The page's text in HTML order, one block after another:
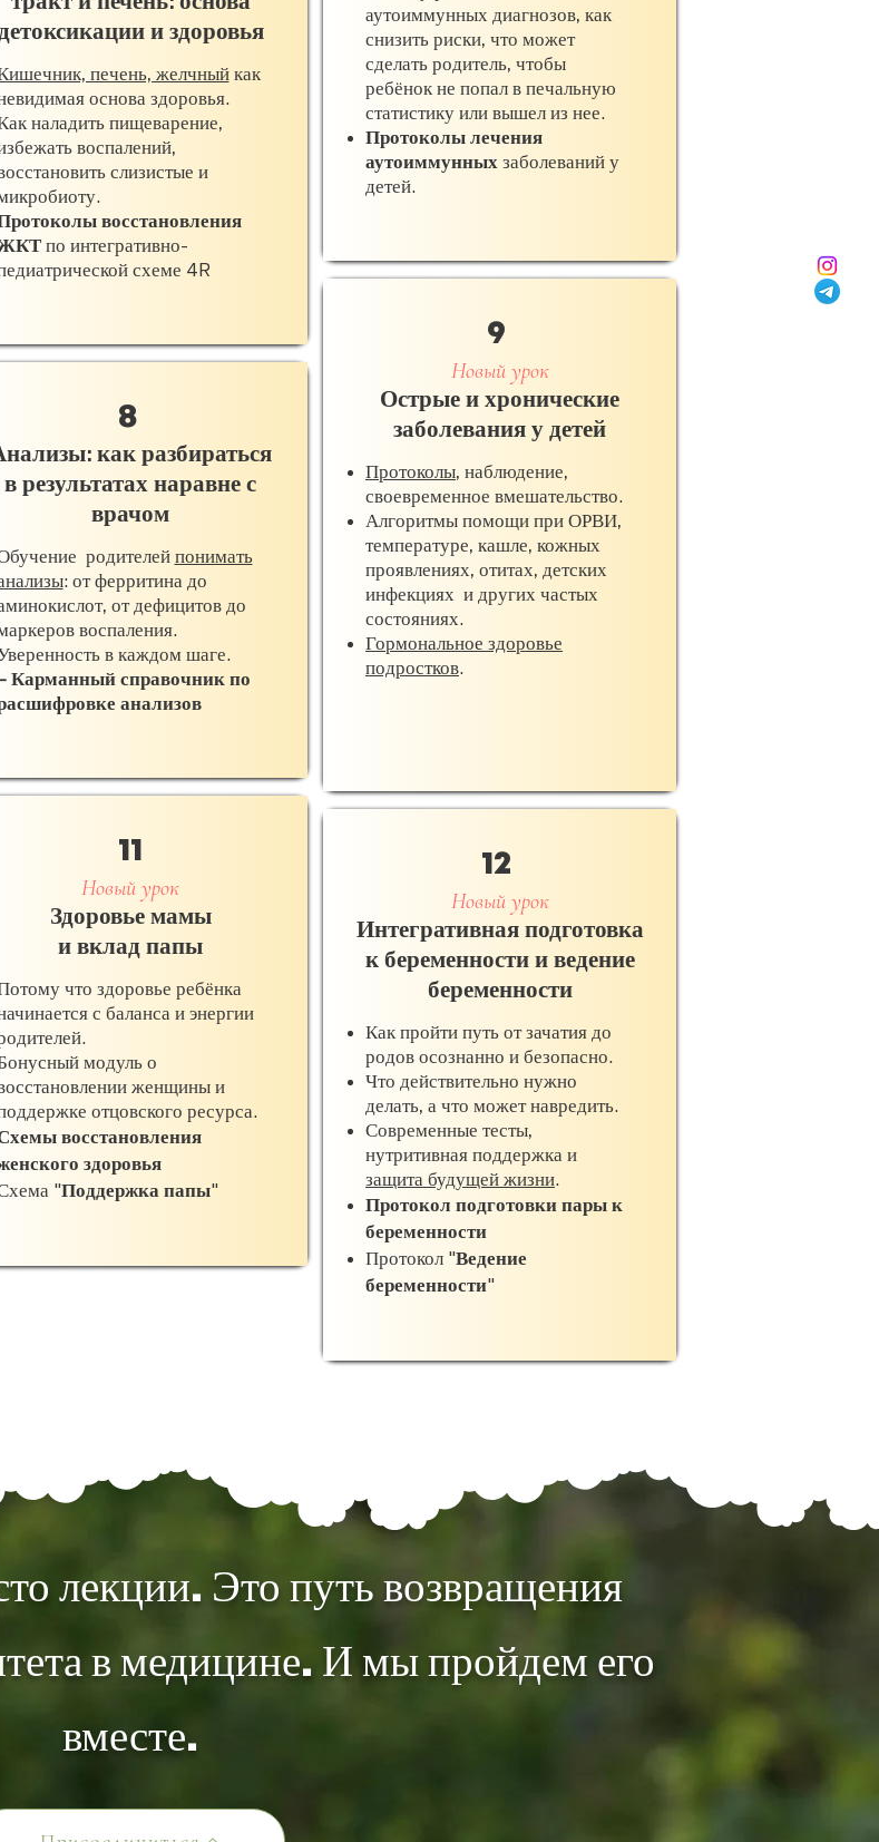
и здоровья
печень, желчныйкак
основа здоровья.
наладить пищеварение,
воспалений,
слизистые и
восстановления
по интегративно-
схеме 4R
8
как разбираться
в результатах наравне с
врачом
родителей понимать
: от ферритина до
от дефицитов до
воспаления.
в каждом шаге.
Карманный справочник по
анализов
11
Новый урок
Здоровье мамы
и вклад папы
что здоровье ребёнка
с баланса и энергии
модуль о
женщины и
отцовского ресурса.
восстановления
здоровья
"Поддержка папы"
аутоиммунных диагнозов, как
снизить риски, что может
сделать родитель, чтобы
ребёнок не попал в печальную
статистику или вышел из нее.
Протоколы лечения
аутоиммунных заболеваний у
детей.
9
Новый урок
Острые и хронические
заболевания у детей
Протоколы, наблюдение,
своевременное вмешательство.
Алгоритмы помощи при ОРВИ,
температуре, кашле, кожных
проявлениях, отитах, детских
инфекциях и других частых
состояниях.
Гормональное здоровье
подростков.
12
Новый урок
Интегративная подготовка
к беременности и ведение
беременности
Как пройти путь от зачатия до
родов осознанно и безопасно.
Что действительно нужно
делать, а что может навредить.
Современные тесты,
нутритивная поддержка и
защита будущей жизни.
Протокол подготовки пары к
беременности
Протокол "Ведение
беременности"
лекции. Это путь возвращения
в медицине. И мы пройдем его
вместе.